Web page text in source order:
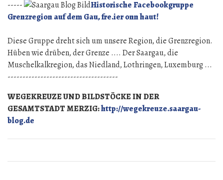
Von
der
Kalkerde
zum
Weltunternehmen
-----
Historische Facebookgruppe
Grenzregion auf dem Gau, fre.ier onn haut!
Diese Gruppe dreht sich um unsere Region, die Grenzregion.
Hüben wie drüben, der Grenze .... Der Saargau, die
Muschelkalkregion, das Niedland, Lothringen, Luxemburg ...
-------------------------------------
WEGEKREUZE UND BILDSTÖCKE IN DER
GESAMTSTADT MERZIG:http://wegekreuze.saargau-
blog.de